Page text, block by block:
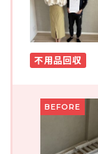
不用品回収
BEFORE